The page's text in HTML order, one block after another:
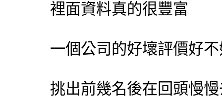
裡面資料真的很豐富
一個公司的好壞評價好
挑出前幾名後在回頭慢